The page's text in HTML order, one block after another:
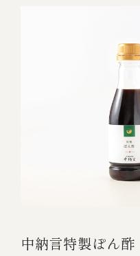
中納言特製ぽん酢